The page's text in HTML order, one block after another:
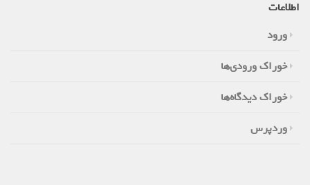
اطلاعات
ورود
خوراک ورودی‌ها
خوراک دیدگاه‌ها
وردپرس